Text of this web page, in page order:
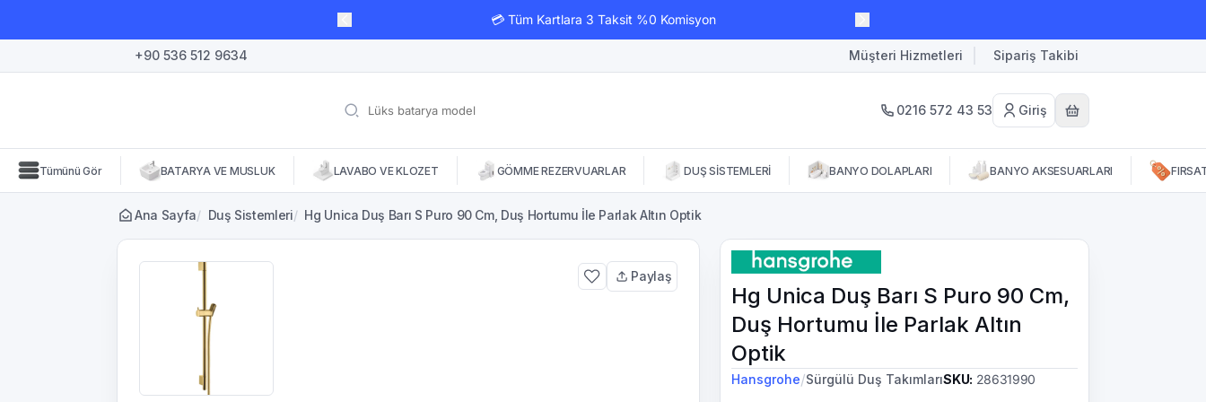
💳 Tüm Kartlara 3 Taksit %0 Komisyon
+90 536 512 9634 Müşteri Hizmetleri Sipariş Takibi
0216 572 43 53 Giriş
Tümünü Gör BATARYA VE MUSLUK LAVABO VE KLOZET GÖMME REZERVUARLAR DUŞ SİSTEMLERİ BANYO DOLAPLARI BANYO AKSESUARLARI
Ana Sayfa/ Duş Sistemleri/ Hg Unica Duş Barı S Puro 90 Cm, Duş Hortumu İle Parlak Altın Optik
Paylaş
Hg Unica Duş Barı S Puro 90 Cm,
Duş Hortumu İle Parlak Altın
Optik
Hansgrohe/Sürgülü Duş TakımlarıSKU: 28631990